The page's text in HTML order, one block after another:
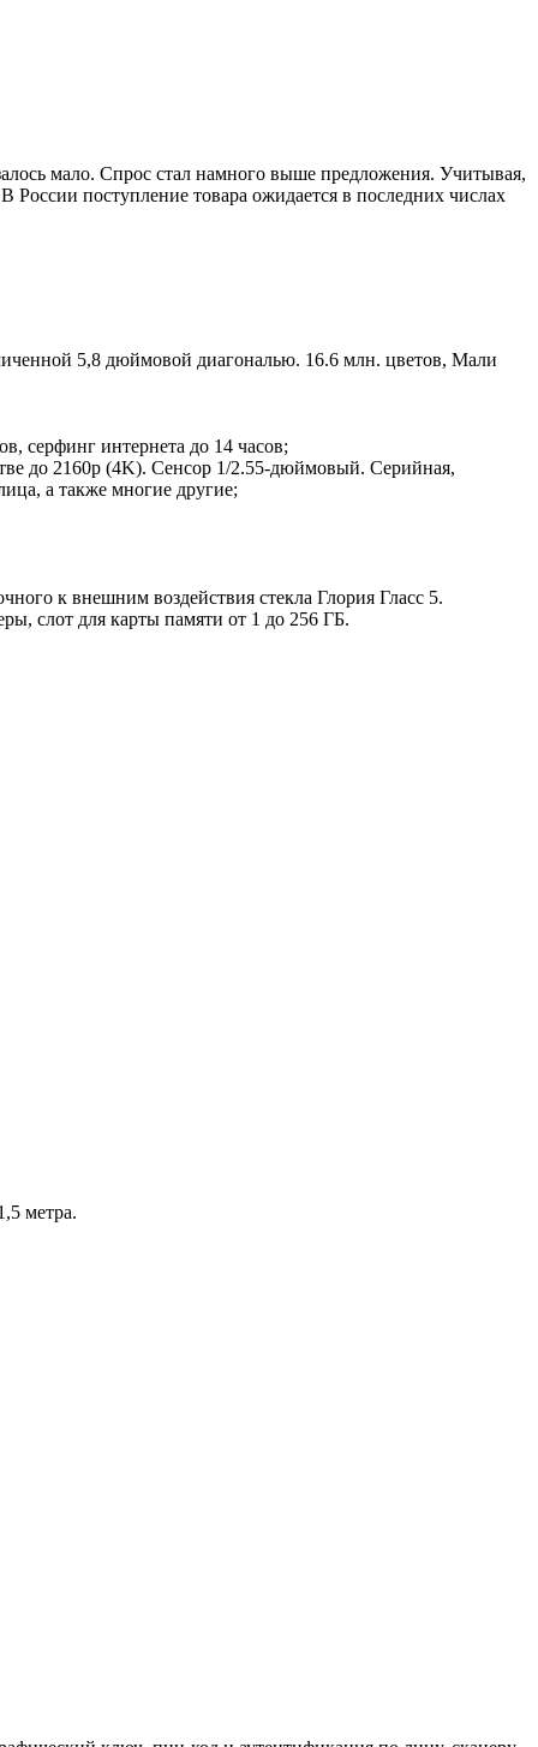
мало. Спрос стал намного выше предложения. Учитывая,
России поступление товара ожидается в последних числах
5,8 дюймовой диагональю. 16.6 млн. цветов, Мали
серфинг интернета до 14 часов;
до 2160p (4K). Сенсор 1/2.55-дюймовый. Серийная,
а также многие другие;
к внешним воздействия стекла Глория Гласс 5.
слот для карты памяти от 1 до 256 ГБ.
метра.